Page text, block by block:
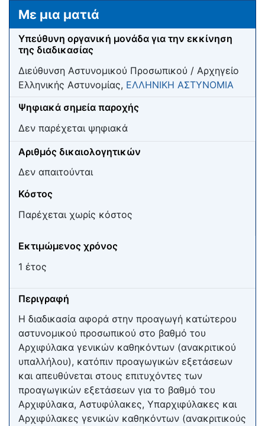
Μετάβαση σε: πλοήγηση
Με μια ματιά
Υπεύθυνη οργανική μονάδα για την εκκίνηση
της διαδικασίας
Διεύθυνση Αστυνομικού Προσωπικού / Αρχηγείο
Ελληνικής Αστυνομίας, ΕΛΛΗΝΙΚΗ ΑΣΤΥΝΟΜΙΑ
Ψηφιακά σημεία παροχής
Δεν παρέχεται ψηφιακά
Αριθμός δικαιολογητικών
Δεν απαιτούνται
Κόστος
Παρέχεται χωρίς κόστος
Εκτιμώμενος χρόνος
1 έτος
Περιγραφή
Η διαδικασία αφορά στην προαγωγή κατώτερου
αστυνομικού προσωπικού στο βαθμό του
Αρχιφύλακα γενικών καθηκόντων (ανακριτικού
υπαλλήλου), κατόπιν προαγωγικών εξετάσεων
και απευθύνεται στους επιτυχόντες των
προαγωγικών εξετάσεων για το βαθμό του
Αρχιφύλακα, Αστυφύλακες, Υπαρχιφύλακες και
Αρχιφύλακες γενικών καθηκόντων (ανακριτικούς